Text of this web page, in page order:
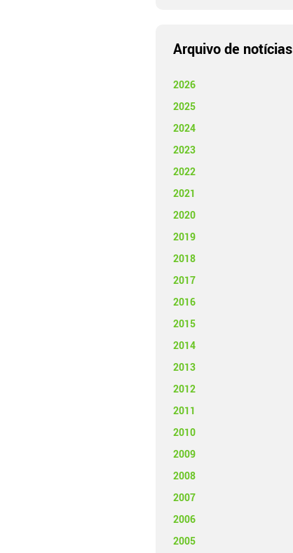
Arquivo de notícias
2026
2025
2024
2023
2022
2021
2020
2019
2018
2017
2016
2015
2014
2013
2012
2011
2010
2009
2008
2007
2006
2005